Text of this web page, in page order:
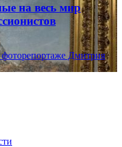
на весь мир
Дмитрия